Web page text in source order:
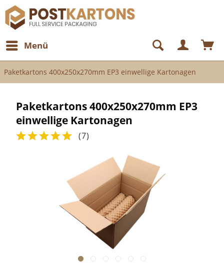
Menü
Paketkartons 400x250x270mm EP3 einwellige Kartonagen
Paketkartons 400x250x270mm EP3
einwellige Kartonagen
(7)